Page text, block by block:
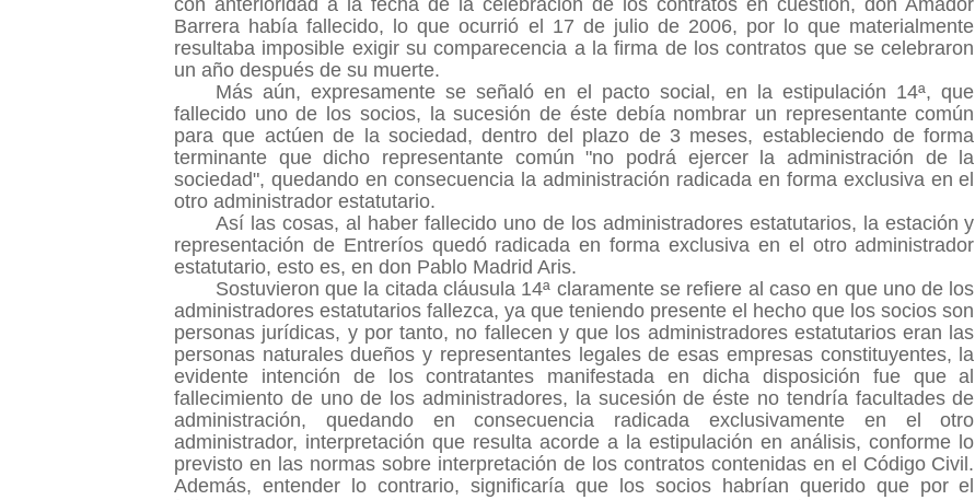
Barrera había fallecido, lo que ocurrió el 17 de julio de 2006, por lo que materialmente
resultaba imposible exigir su comparecencia a la firma de los contratos que se celebraron
un año después de su muerte.
Más aún, expresamente se señaló en el pacto social, en la estipulación 14ª, que
fallecido uno de los socios, la sucesión de éste debía nombrar un representante común
para que actúen de la sociedad, dentro del plazo de 3 meses, estableciendo de forma
terminante que dicho representante común "no podrá ejercer la administración de la
sociedad", quedando en consecuencia la administración radicada en forma exclusiva en el
otro administrador estatutario.
Así las cosas, al haber fallecido uno de los administradores estatutarios, la estación y
representación de Entreríos quedó radicada en forma exclusiva en el otro administrador
estatutario, esto es, en don Pablo Madrid Aris.
Sostuvieron que la citada cláusula 14ª claramente se refiere al caso en que uno de los
administradores estatutarios fallezca, ya que teniendo presente el hecho que los socios son
personas jurídicas, y por tanto, no fallecen y que los administradores estatutarios eran las
personas naturales dueños y representantes legales de esas empresas constituyentes, la
evidente intención de los contratantes manifestada en dicha disposición fue que al
fallecimiento de uno de los administradores, la sucesión de éste no tendría facultades de
administración, quedando en consecuencia radicada exclusivamente en el otro
administrador, interpretación que resulta acorde a la estipulación en análisis, conforme lo
previsto en las normas sobre interpretación de los contratos contenidas en el Código Civil.
Además, entender lo contrario, significaría que los socios habrían querido que por el